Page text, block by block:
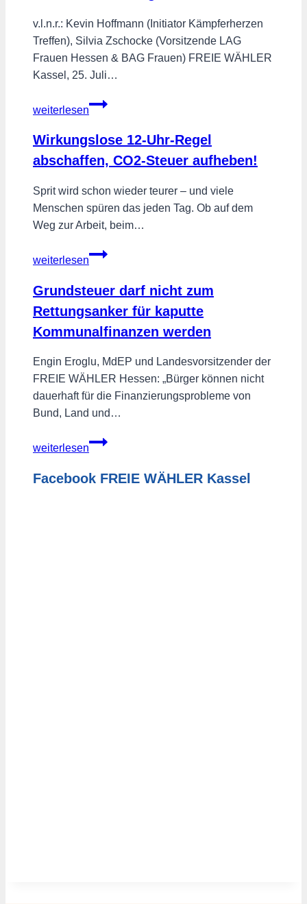
v.l.n.r.: Kevin Hoffmann (Initiator Kämpferherzen
Treffen), Silvia Zschocke (Vorsitzende LAG
Frauen Hessen & BAG Frauen) FREIE WÄHLER
Kassel, 25. Juli…
weiterlesen
5
Kämpferherzen
in
Kassel:
Gemeinsam
für
mehr
Selbstbestimmung
Sichtbarkeit
Wirkungslose 12-Uhr-Regel
abschaffen, CO2-Steuer aufheben!
Sprit wird schon wieder teurer – und viele
Menschen spüren das jeden Tag. Ob auf dem
Weg zur Arbeit, beim…
weiterlesen
Wirkungslose
Uhr-
Regel
abschaffen,
CO2-
Steuer
aufheben!
Grundsteuer darf nicht zum
Rettungsanker für kaputte
Kommunalfinanzen werden
Engin Eroglu, MdEP und Landesvorsitzender der
FREIE WÄHLER Hessen: „Bürger können nicht
dauerhaft für die Finanzierungsprobleme von
Bund, Land und…
weiterlesen
Grundsteuer
nicht
Facebook FREIE WÄHLER Kassel